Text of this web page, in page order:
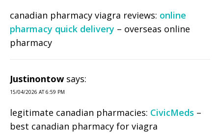
canadian pharmacy viagra reviews: online
pharmacy quick delivery – overseas online
pharmacy
Justinontow says:
15/04/2026 AT 6:59 PM
legitimate canadian pharmacies: CivicMeds –
best canadian pharmacy for viagra